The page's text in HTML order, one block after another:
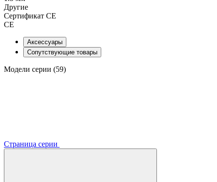
Другие
Сертификат CE
CE
Аксессуары
Сопутствующие товары
Модели серии (59)
Страница серии